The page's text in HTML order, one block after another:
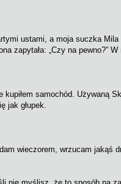
ustami, a moja suczka
zapytała: „Czy na pewno?”
samochód. Używaną
jak głupek.
wieczorem, wrzucam jakąś